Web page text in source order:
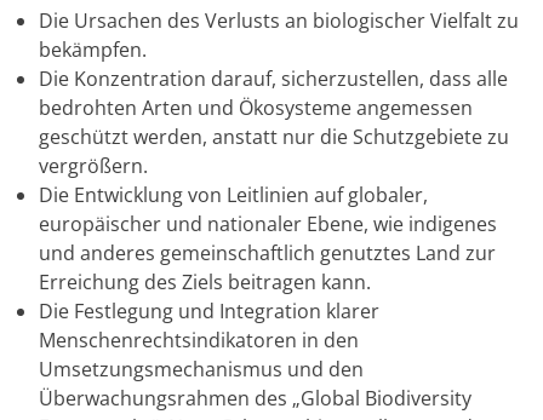
Die Ursachen des Verlusts an biologischer Vielfalt zu
bekämpfen.
Die Konzentration darauf, sicherzustellen, dass alle
bedrohten Arten und Ökosysteme angemessen
geschützt werden, anstatt nur die Schutzgebiete zu
vergrößern.
Die Entwicklung von Leitlinien auf globaler,
europäischer und nationaler Ebene, wie indigenes
und anderes gemeinschaftlich genutztes Land zur
Erreichung des Ziels beitragen kann.
Die Festlegung und Integration klarer
Menschenrechtsindikatoren in den
Umsetzungsmechanismus und den
Überwachungsrahmen des „Global Biodiversity